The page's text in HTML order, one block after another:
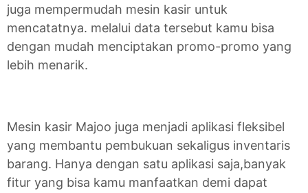
juga mempermudah mesin kasir untuk
mencatatnya. melalui data tersebut kamu bisa
dengan mudah menciptakan promo-promo yang
lebih menarik.
Mesin kasir Majoo juga menjadi aplikasi fleksibel
yang membantu pembukuan sekaligus inventaris
barang. Hanya dengan satu aplikasi saja,banyak
fitur yang bisa kamu manfaatkan demi dapat